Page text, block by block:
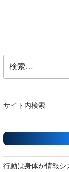
索:
サイト内検索
行動は身体が情報シ